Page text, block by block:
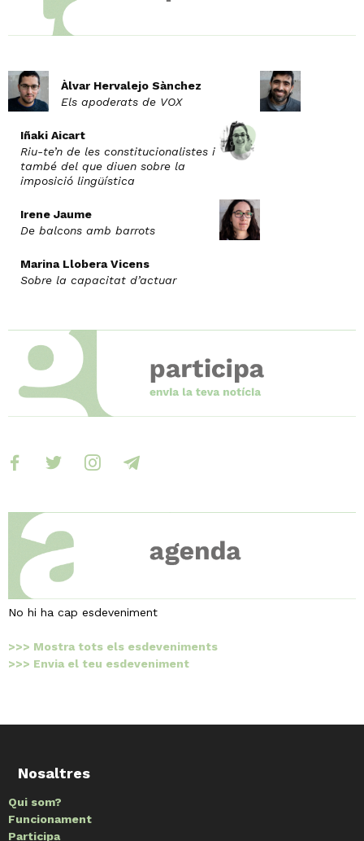
Àlvar Hervalejo Sànchez
Els apoderats de VOX
Iñaki Aicart
Riu-te’n de les constitucionalistes i
també del que diuen sobre la
imposició lingüística
Irene Jaume
De balcons amb barrots
Marina Llobera Vicens
Sobre la capacitat d’actuar
facebooktwitter instagramtelegram
No hi ha cap esdeveniment
>>> Mostra tots els esdeveniments
>>> Envia el teu esdeveniment
Nosaltres
Qui som?
Funcionament
Participa